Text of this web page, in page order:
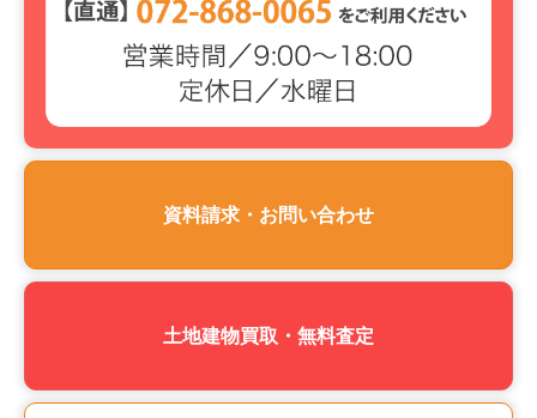
資料請求・お問い合わせ
土地建物買取・無料査定